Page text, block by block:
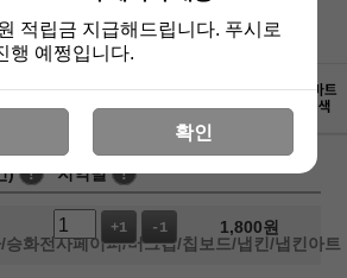
) ! 지역별 !
승화전사페이퍼/머그컵/칩보드/냅킨/냅킨아트
+1 -1 1,800원
적립금 지급해드립니다. 푸시로
행 예쩡입니다.
확인